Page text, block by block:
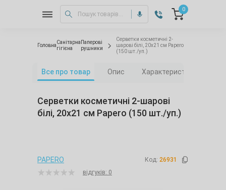
0
Головна
Санітарна
гігієна
Паперові
рушники
Серветки косметичні 2-
шарові білі, 20х21 см Papero
(150 шт./уп.)
Все про товар Опис Характеристики
Серветки косметичні 2-шарові
білі, 20х21 см Papero (150 шт./уп.)
PAPERO Код: 26931
відгуків: 0